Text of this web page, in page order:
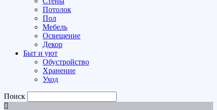
Потолок
Пол
Мебель
Освещение
Декор
Быт и уют
Обустройство
Хранение
Уход
Поиск